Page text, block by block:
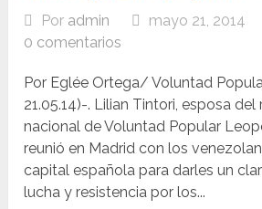
Por admin mayo 21, 2014
0 comentarios
Por Eglée Ortega/ Voluntad
21.05.14)-. Lilian Tintori, esposa
nacional de Voluntad Popular
reunió en Madrid con los
capital española para darles un
lucha y resistencia por los...